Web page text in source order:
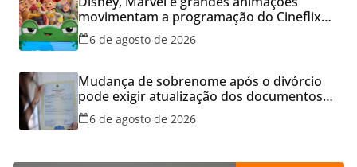
movimentam a programação do Cineflix
do Aparecida Shopping
6 de agosto de 2026
Mudança de sobrenome após o divórcio
pode exigir atualização dos documentos
dos filhos para evitar transtornos
6 de agosto de 2026